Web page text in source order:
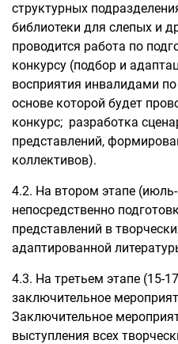
структурных
библиотеки для слепых и
проводится работа по
конкурсу (подбор и
восприятия инвалидами
основе которой будет
конкурс; разработка
представлений,
коллективов).
4.2. На втором этапе
непосредственно
представлений в
адаптированной
4.3. На третьем этапе (15-
заключительное
Заключительное
выступления всех